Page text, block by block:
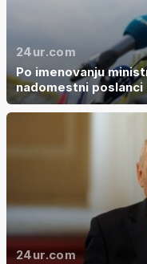
24ur.com
Po imenovanju
nadomestni poslanci
24ur.com